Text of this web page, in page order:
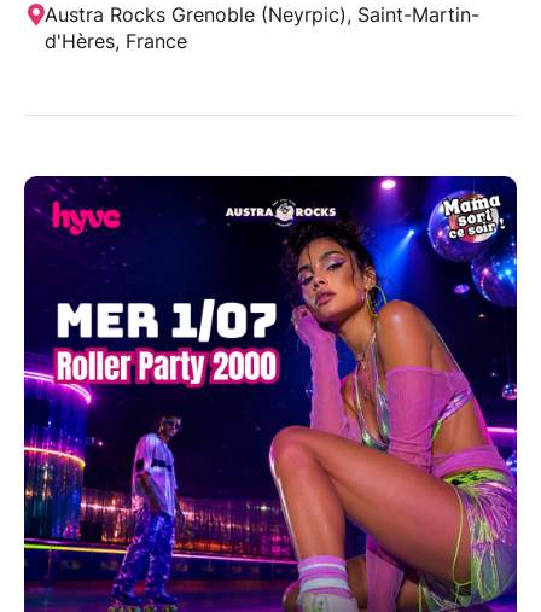
Austra Rocks Grenoble (Neyrpic), Saint-Martin-
d'Hères, France